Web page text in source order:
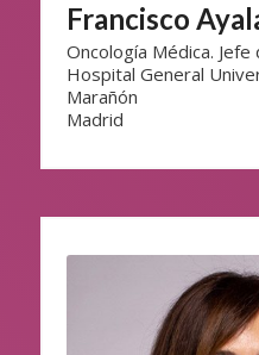
Francisco
Oncología Médica. Jefe
Hospital General
Marañón
Madrid